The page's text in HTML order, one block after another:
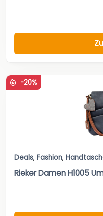
-20%
Deals, Fashion,
Rieker Damen H1005